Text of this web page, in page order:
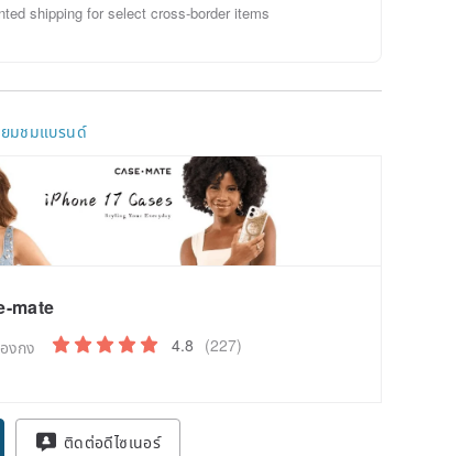
shipping for select cross-border items
ยมชมแบรนด์
mate
งกง 4.8 (227)
ติดต่อดีไซเนอร์